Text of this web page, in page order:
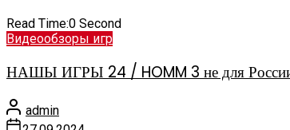
Read Time:0 Second
Видеообзоры игр
НАШЫ ИГРЫ 24 / HOMM 3 не для
admin